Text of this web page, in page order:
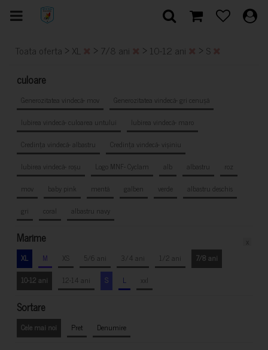
Toata oferta > XL > 7/8 ani > 10-12 ani > S
culoare
Generozitatea vindecă- mov
Generozitatea vindecă- gri cenușă
Iubirea vindecă- culoarea untului
Iubirea vindecă- maro
Credința vindecă- albastru
Credința vindecă- vișiniu
Iubirea vindecă- roșu
Logo MNF- Cyclam alb albastru
roz
mov
baby pink mentă galben verde
albastru deschis
gri
coral albastru navy
Marime
XL M XS 5/6 ani 3/4 ani 1/2 ani
7/8 ani
10-12 ani
12-14 ani S L xxl
Sortare
Cele mai noi Pret Denumire